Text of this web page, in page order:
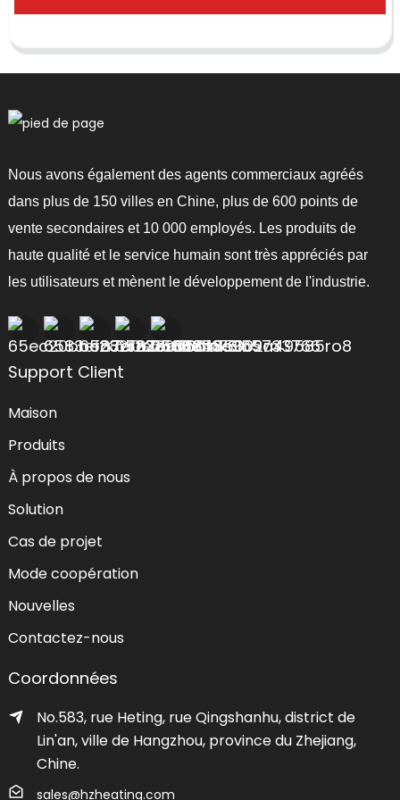
Nous avons également des agents commerciaux agréés
dans plus de 150 villes en Chine, plus de 600 points de
vente secondaires et 10 000 employés. Les produits de
haute qualité et le service humain sont très appréciés par
les utilisateurs et mènent le développement de l'industrie.
Support Client
Maison
Produits
À propos de nous
Solution
Cas de projet
Mode coopération
Nouvelles
Contactez-nous
Coordonnées
No.583, rue Heting, rue Qingshanhu, district de
Lin'an, ville de Hangzhou, province du Zhejiang,
Chine.
sales@hzheating.com